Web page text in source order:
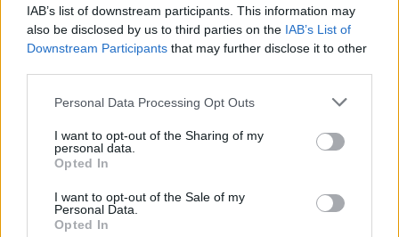
IAB’s list of downstream participants. This information may
also be disclosed by us to third parties on the IAB’s List of
Downstream Participants that may further disclose it to other
Please note that this website/app uses one or more Google
not limited to your visit or usage behaviour. You may click to
grant or deny consent to Google and its third-party tags to
use your data for below specified purposes in below Google
consent section.
Personal Data Processing Opt Outs
I want to opt-out of the Sharing of my
personal data.
Opted In
I want to opt-out of the Sale of my
Personal Data.
Opted In
#GOTTSEGEN GYÖRGY ORSZÁGOS KARDIOLÓGIAI INTÉZET
#SZÜLÉS #KISVÁRDA #EGÉSZSÉG
Népszerű